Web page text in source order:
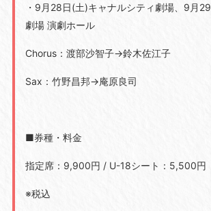
・ 9 月 28日(土)キャナルシティ劇場、 9 月 29
劇場 演劇ホール
Chorus：渡部沙智子→鈴木佐江子
Sax：竹野昌邦→庵原良司
■券種・料金
指定席： 9,900円 / U-18シート： 5,500円
※税込